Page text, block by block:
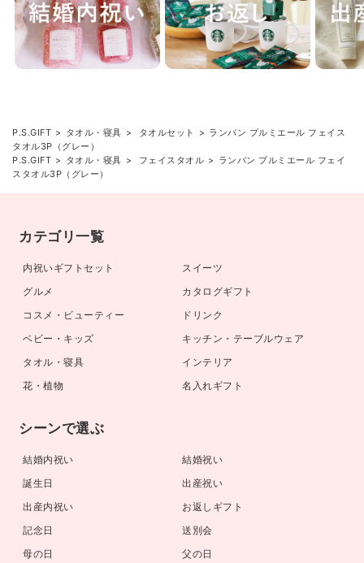
P.S.GIFT タオル・寝具 タオルセット
ランバン プルミエール フェイス
タオル3P（グレー）
P.S.GIFT
タオル・寝具 フェイスタオル
ランバン プルミエール フェイ
スタオル3P（グレー）
カテゴリ一覧
内祝いギフトセット
スイーツ
グルメ
カタログギフト
コスメ・ビューティー
ドリンク
ベビー・キッズ
キッチン・テーブルウェア
タオル・寝具
インテリア
花・植物
名入れギフト
シーンで選ぶ
結婚内祝い
結婚祝い
誕生日
出産祝い
出産内祝い
お返しギフト
記念日
送別会
母の日
父の日